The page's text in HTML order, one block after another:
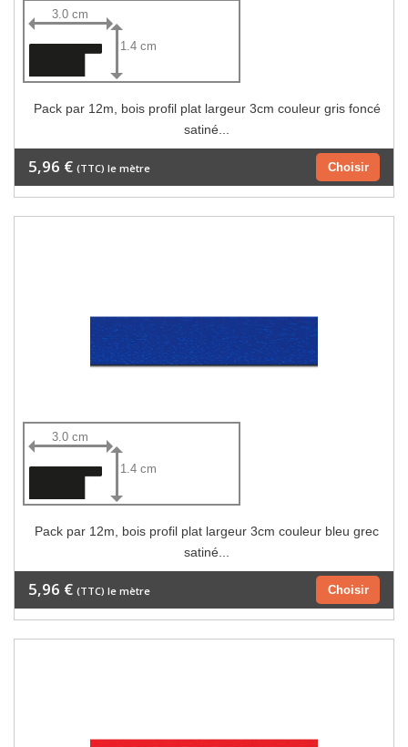
3.0 cm
1.4 cm
Pack par 12m, bois profil plat largeur 3cm couleur gris foncé
satiné...
Choisir
5,96 € (TTC) le mètre
3.0 cm
1.4 cm
Pack par 12m, bois profil plat largeur 3cm couleur bleu grec
satiné...
Choisir
5,96 € (TTC) le mètre